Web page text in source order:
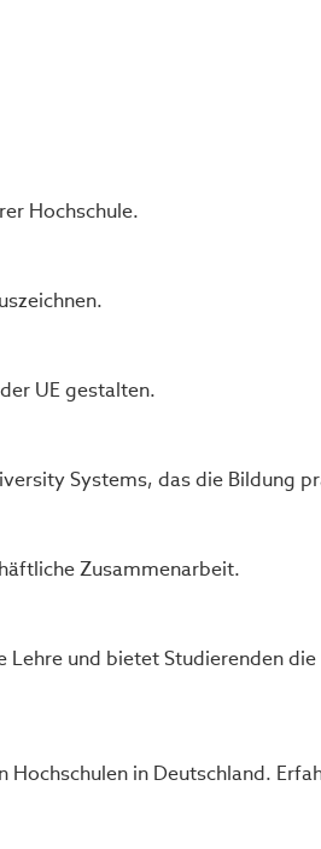
Hochschule.
UE gestalten.
Systems, das die Bildung
Zusammenarbeit.
und bietet Studierenden
in Deutschland.